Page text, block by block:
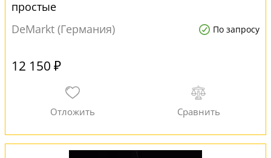
простые
DeMarkt (Германия)
По запросу
12 150 ₽